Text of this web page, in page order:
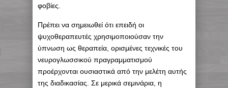
φοβίες.
Πρέπει να σημειωθεί ότι επειδή οι
ψυχοθεραπευτές χρησιμοποιούσαν την
ύπνωση ως θεραπεία, ορισμένες τεχνικές του
νευρογλωσσικού πραγραμματισμού
προέρχονται ουσιαστικά από την μελέτη αυτής
της διαδικασίας. Σε μερικά σεμινάρια, η